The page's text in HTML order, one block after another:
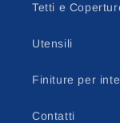
Tetti e
Utensili
Finiture per
Contatti